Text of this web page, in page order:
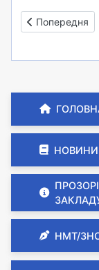
НОВИНИ
НМТ/
Попередня
Попередня